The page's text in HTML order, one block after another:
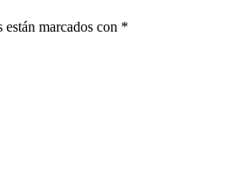
marcados con *